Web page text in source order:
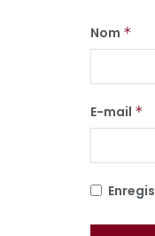
Nom *
E-mail *